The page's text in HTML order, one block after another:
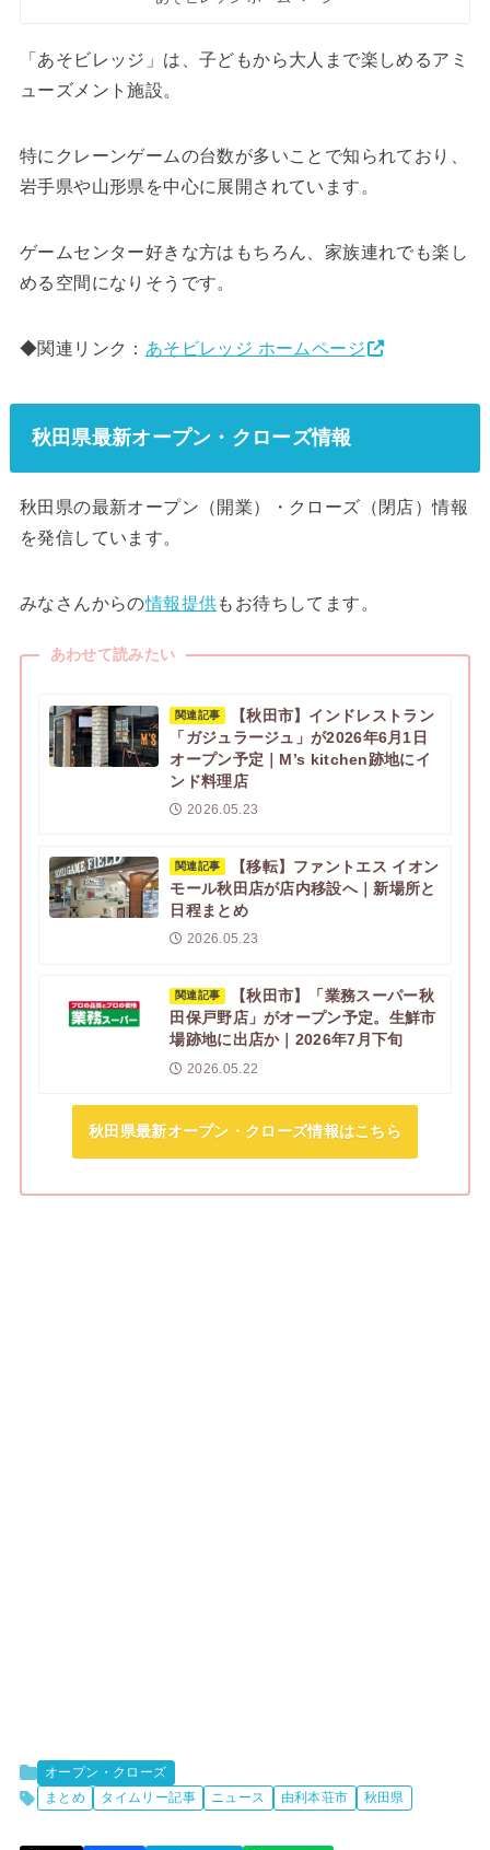
「あそビレッジ」は、子どもから大人まで楽しめるアミ
ューズメント施設。
特にクレーンゲームの台数が多いことで知られており、
岩手県や山形県を中心に展開されています。
ゲームセンター好きな方はもちろん、家族連れでも楽し
める空間になりそうです。
◆関連リンク： あそビレッジ ホームページ
秋田県最新オープン・クローズ情報
秋田県の最新オープン（開業）・クローズ（閉店）情報
を発信しています。
みなさんからの情報提供もお待ちしてます。
あわせて読みたい
関連記事
【秋田市】インドレストラン
「ガジュラージュ」が2026年6月1日
オープン予定｜M’s kitchen跡地にイ
ンド料理店
2026.05.23
関連記事
【移転】ファントエス イオン
モール秋田店が店内移設へ｜新場所と
日程まとめ
2026.05.23
関連記事
【秋田市】「業務スーパー秋
田保戸野店」がオープン予定。生鮮市
場跡地に出店か｜2026年7月下旬
2026.05.22
秋田県最新オープン・クローズ情報はこちら
オープン・クローズ
まとめ
タイムリー記事 ニュース 由利本荘市 秋田県